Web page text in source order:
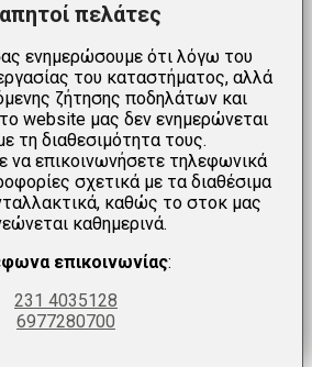
πελάτες
ενημερώσουμε ότι λόγω του
του καταστήματος, αλλά
ζήτησης ποδηλάτων και
website μας δεν ενημερώνεται
τη διαθεσιμότητα τους.
να επικοινωνήσετε τηλεφωνικά
σχετικά με τα διαθέσιμα
καθώς το στοκ μας
καθημερινά.
επικοινωνίας:
231 4035128
6977280700